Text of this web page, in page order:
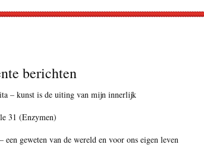
berichten
– kunst is de uiting van mijn innerlijk
31 (Enzymen)
een geweten van de wereld en voor ons eigen leven